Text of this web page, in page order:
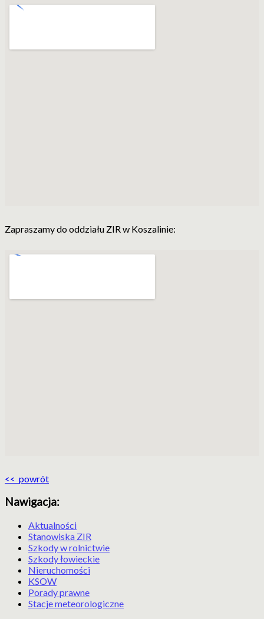
Zapraszamy do oddziału ZIR w Koszalinie:
<< powrót
Nawigacja:
Aktualności
Stanowiska ZIR
Szkody w rolnictwie
Szkody łowieckie
Nieruchomości
KSOW
Porady prawne
Stacje meteorologiczne